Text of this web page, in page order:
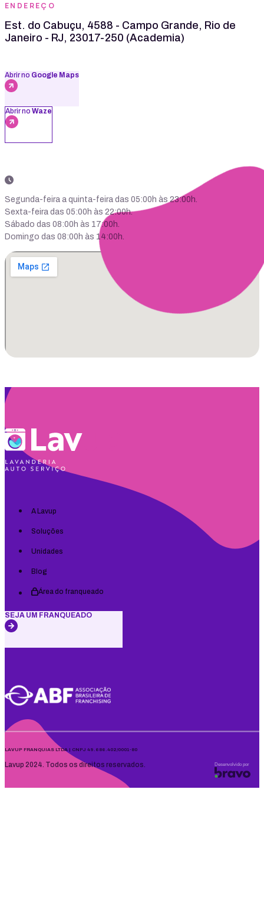
ENDEREÇO
Est. do Cabuçu, 4588 - Campo Grande, Rio de
Janeiro - RJ, 23017-250 (Academia)
Abrir no Google Maps
Abrir no Waze
Segunda-feira a quinta-feira das 05:00h às 23:00h.
Sexta-feira das 05:00h às 22:00h.
Sábado das 08:00h às 17:00h.
Domingo das 08:00h às 14:00h.
A Lavup
Soluções
Unidades
Blog
Área do franqueado
SEJA UM FRANQUEADO
LAVUP FRANQUIAS LTDA | CNPJ 49.686.402/0001-80
Lavup 2024. Todos os direitos reservados. Desenvolvido por